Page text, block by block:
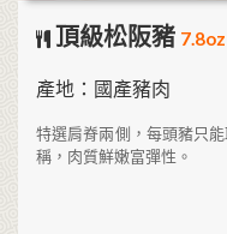
頂級松阪豬 7.8oz
產地：國產豬肉
特選肩脊兩側，每頭豬只
稱，肉質鮮嫩富彈性。